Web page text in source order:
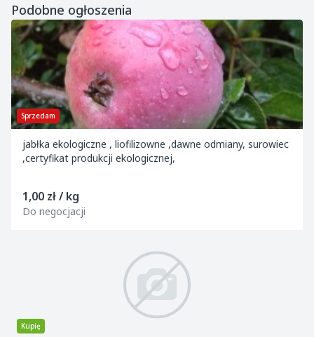
Podobne ogłoszenia
Sprzedam
jabłka ekologiczne , liofilizowne ,dawne odmiany, surowiec
,certyfikat produkcji ekologicznej,
1,00 zł / kg
Do negocjacji
Kupię